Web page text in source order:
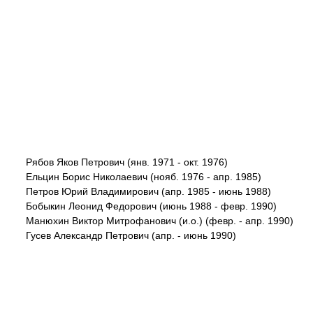
Рябов Яков Петрович (янв. 1971 - окт. 1976)
Ельцин Борис Николаевич (нояб. 1976 - апр. 1985)
Петров Юрий Владимирович (апр. 1985 - июнь 1988)
Бобыкин Леонид Федорович (июнь 1988 - февр. 1990)
Манюхин Виктор Митрофанович (и.о.) (февр. - апр. 1990)
Гусев Александр Петрович (апр. - июнь 1990)